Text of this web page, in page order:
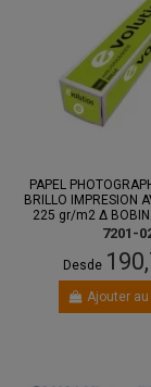
PAPEL
BRILLO IMPRESION
225 gr/m2 Δ
7201-
Desde
Ajouter